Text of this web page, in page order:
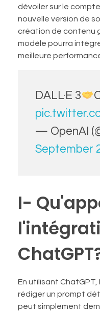
dévoiler sur le
nouvelle version de
création de contenu
modèle pourra
meilleure
DALL·E 3
— OpenAI
September
I-
En utilisant
rédiger un prompt
peut simplement